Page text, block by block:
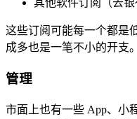
其他软件订阅（去银
这些订阅可能每一个都是
成多也是一笔不小的开支。
管理
市面上也有一些 App、小